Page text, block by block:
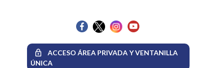
ACCESO ÁREA PRIVADA Y VENTANILLA
ÚNICA